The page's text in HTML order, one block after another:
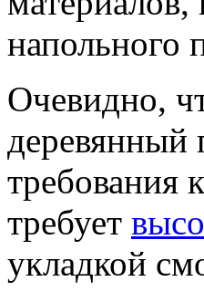
напольного
Очевидно,
деревянный
требования
требует
укладкой